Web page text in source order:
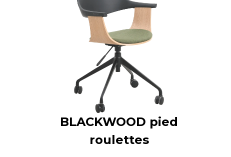
BLACKWOOD pied
roulettes